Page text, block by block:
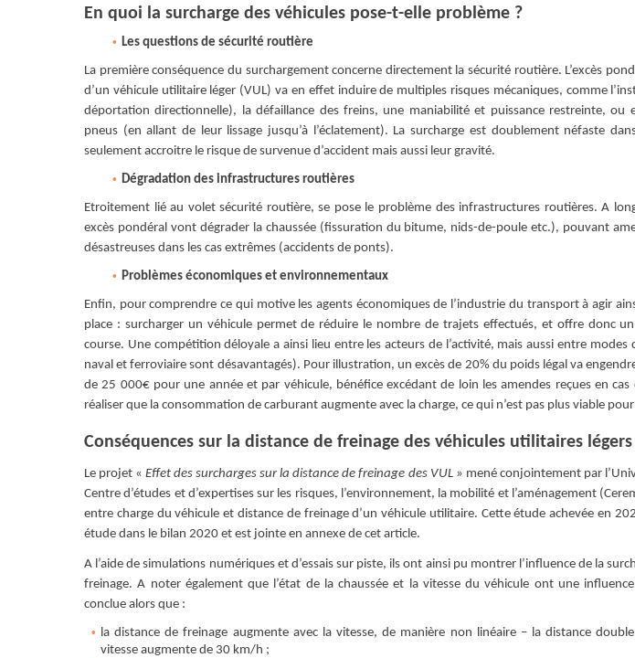
En quoi la surcharge des véhicules pose-t-elle problème ?
Les questions de sécurité routière
La première conséquence du surchargement concerne directement la sécurité routière. L’excès
d’un véhicule utilitaire léger (VUL) va en effet induire de multiples risques mécaniques, comme
déportation directionnelle), la défaillance des freins, une maniabilité et puissance restreinte, ou
pneus (en allant de leur lissage jusqu’à l’éclatement). La surcharge est doublement néfaste
seulement accroitre le risque de survenue d’accident mais aussi leur gravité.
Dégradation des infrastructures routières
Etroitement lié au volet sécurité routière, se pose le problème des infrastructures routières. A
excès pondéral vont dégrader la chaussée (fissuration du bitume, nids-de-poule etc.), pouvant
désastreuses dans les cas extrêmes (accidents de ponts).
Problèmes économiques et environnementaux
Enfin, pour comprendre ce qui motive les agents économiques de l’industrie du transport à agir
place : surcharger un véhicule permet de réduire le nombre de trajets effectués, et offre donc
course. Une compétition déloyale a ainsi lieu entre les acteurs de l’activité, mais aussi entre
naval et ferroviaire sont désavantagés). Pour illustration, un excès de 20% du poids légal va
de 25 000€ pour une année et par véhicule, bénéfice excédant de loin les amendes reçues en
réaliser que la consommation de carburant augmente avec la charge, ce qui n’est pas plus viable
Conséquences sur la distance de freinage des véhicules utilitaires légers
Le projet «Effet des surcharges sur la distance de freinage des VUL» mené conjointement par
Centre d’études et d’expertises sur les risques, l’environnement, la mobilité et l’aménagement
entre charge du véhicule et distance de freinage d’un véhicule utilitaire. Cette étude achevée en
étude dans le bilan 2020 et est jointe en annexe de cet article.
A l’aide de simulations numériques et d’essais sur piste, ils ont ainsi pu montrer l’influence de la
freinage. A noter également que l’état de la chaussée et la vitesse du véhicule ont une
conclue alors que :
la distance de freinage augmente avec la vitesse, de manière non linéaire – la distance
vitesse augmente de 30 km/h ;